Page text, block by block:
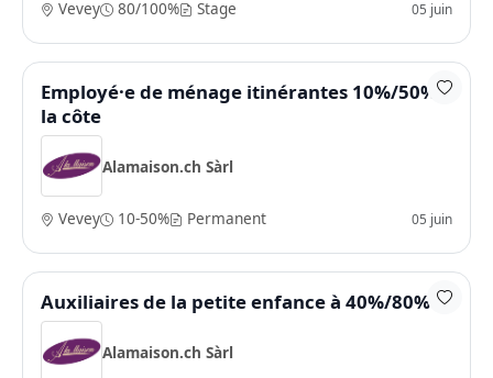
Vevey 80/100% Stage 05 juin
Employé·e de ménage itinérantes 10%/50% -
la côte
Alamaison.ch Sàrl
Vevey 10-50% Permanent 05 juin
Auxiliaires de la petite enfance à 40%/80%
Alamaison.ch Sàrl